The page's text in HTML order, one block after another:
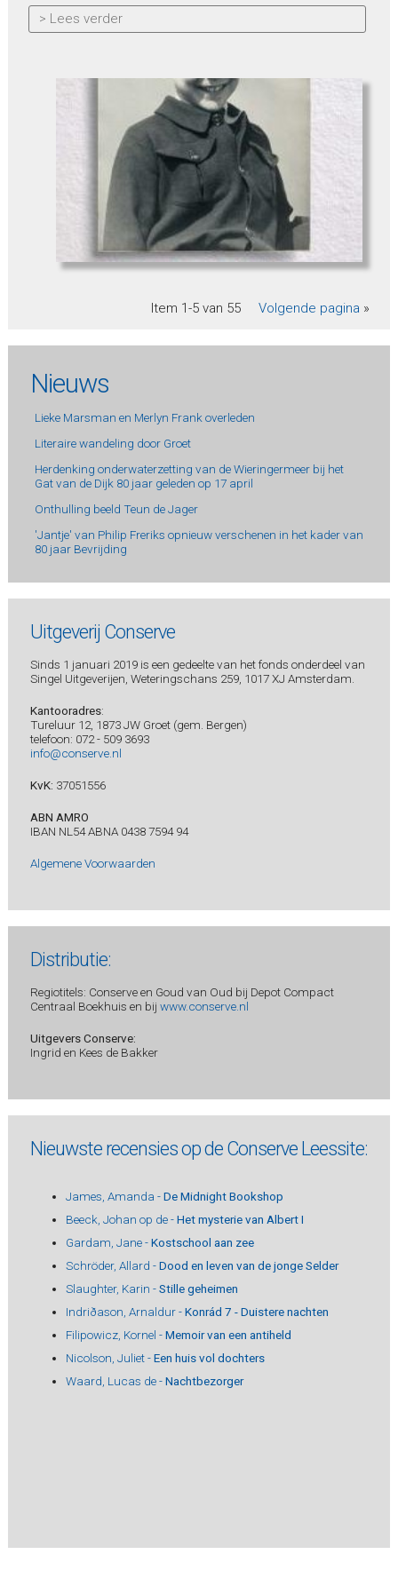
> Lees verder
Item 1-5 van 55 Volgende pagina »
Nieuws
Lieke Marsman en Merlyn Frank overleden
Literaire wandeling door Groet
Herdenking onderwaterzetting van de Wieringermeer bij het
Gat van de Dijk 80 jaar geleden op 17 april
Onthulling beeld Teun de Jager
'Jantje' van Philip Freriks opnieuw verschenen in het kader van
80 jaar Bevrijding
Uitgeverij Conserve
Sinds 1 januari 2019 is een gedeelte van het fonds onderdeel van
Singel Uitgeverijen, Weteringschans 259, 1017 XJ Amsterdam.
Kantooradres:
Tureluur 12, 1873 JW Groet (gem. Bergen)
telefoon: 072 - 509 3693
info@conserve.nl
KvK: 37051556
ABN AMRO
IBAN NL54 ABNA 0438 7594 94
Algemene Voorwaarden
Distributie:
Regiotitels: Conserve en Goud van Oud bij Depot Compact
Centraal Boekhuis en bij www.conserve.nl
Uitgevers Conserve:
Ingrid en Kees de Bakker
Nieuwste recensies op de Conserve Leessite:
James, Amanda -De Midnight Bookshop
Beeck, Johan op de -Het mysterie van Albert I
Gardam, Jane -Kostschool aan zee
Schröder, Allard -Dood en leven van de jonge Selder
Slaughter, Karin -Stille geheimen
Indriðason, Arnaldur -Konrád 7 - Duistere nachten
Filipowicz, Kornel -Memoir van een antiheld
Nicolson, Juliet -Een huis vol dochters
Waard, Lucas de -Nachtbezorger